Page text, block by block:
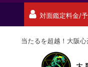
対面鑑定料金/
当たるを超越！大阪